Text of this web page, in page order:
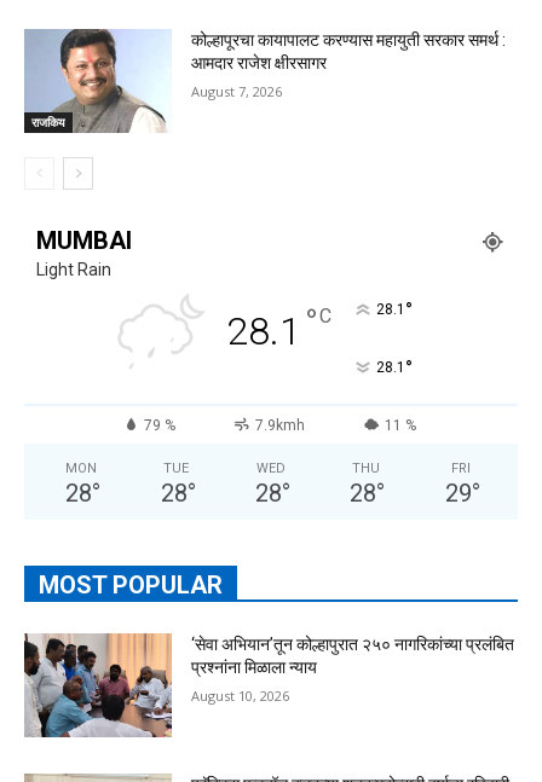
राजकिय
कोल्हापूरचा कायापालट करण्यास महायुती सरकार समर्थ :
आमदार राजेश क्षीरसागर
August 7, 2026
MUMBAI
Light Rain
28.1 °C 28.1 °
28.1 °
79 % 7.9kmh 11 %
MON
28°
TUE
28°
WED
28°
THU
28°
FRI
29°
MOST POPULAR
‘सेवा अभियान’तून कोल्हापुरात २५० नागरिकांच्या प्रलंबित
प्रश्नांना मिळाला न्याय
August 10, 2026